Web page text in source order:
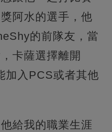
阿水的選手，他
的前隊友，當
卡薩選擇離開
加入PCS或者其他
給我的職業生涯